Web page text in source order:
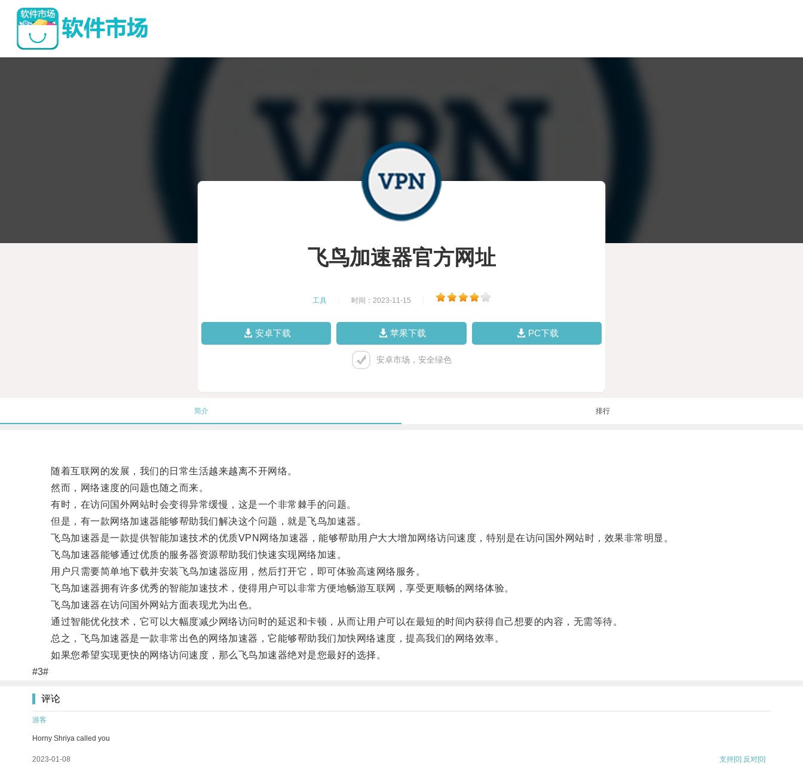
飞鸟加速器官方网址
工具 时间：2023-11-15
安卓下载 苹果下载 PC下载
安卓市场，安全绿色
简介 排行
随着互联网的发展，我们的日常生活越来越离不开网络。
然而，网络速度的问题也随之而来。
有时，在访问国外网站时会变得异常缓慢，这是一个非常棘手的问题。
但是，有一款网络加速器能够帮助我们解决这个问题，就是飞鸟加速器。
飞鸟加速器是一款提供智能加速技术的优质VPN网络加速器，能够帮助用户大大增加网络访问速度，特别是在访问国外网站时，效果非常明显。
飞鸟加速器能够通过优质的服务器资源帮助我们快速实现网络加速。
用户只需要简单地下载并安装飞鸟加速器应用，然后打开它，即可体验高速网络服务。
飞鸟加速器拥有许多优秀的智能加速技术，使得用户可以非常方便地畅游互联网，享受更顺畅的网络体验。
飞鸟加速器在访问国外网站方面表现尤为出色。
通过智能优化技术，它可以大幅度减少网络访问时的延迟和卡顿，从而让用户可以在最短的时间内获得自己想要的内容，无需等待。
总之，飞鸟加速器是一款非常出色的网络加速器，它能够帮助我们加快网络速度，提高我们的网络效率。
如果您希望实现更快的网络访问速度，那么飞鸟加速器绝对是您最好的选择。
#3#
评论
游客
Horny Shriya called you
2023-01-08 支持[0] 反对[0]